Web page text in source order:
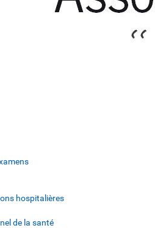
hospitalières
de la santé